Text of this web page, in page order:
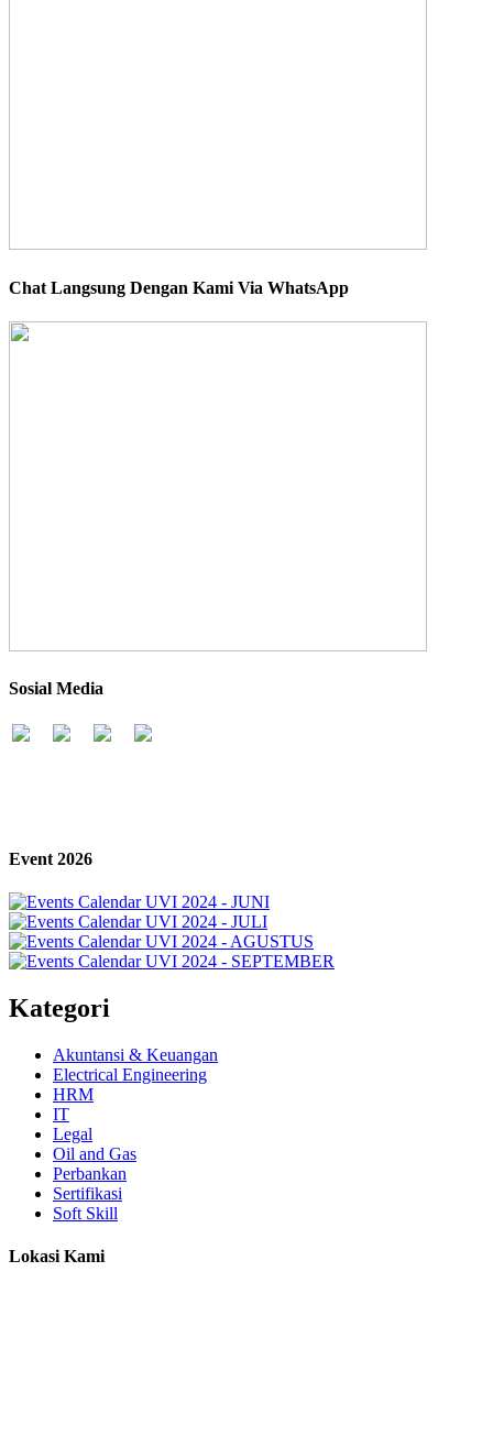
Chat Langsung Dengan Kami Via WhatsApp
Sosial Media
Event 2026
Kategori
Akuntansi & Keuangan
Electrical Engineering
HRM
IT
Legal
Oil and Gas
Perbankan
Sertifikasi
Soft Skill
Lokasi Kami